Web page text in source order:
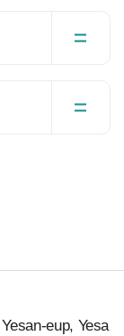
eup, Yesa